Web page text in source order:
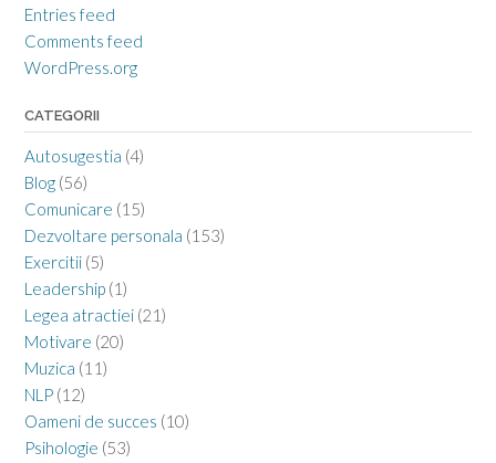
Entries feed
Comments feed
WordPress.org
CATEGORII
Autosugestia (4)
Blog (56)
Comunicare (15)
Dezvoltare personala (153)
Exercitii (5)
Leadership (1)
Legea atractiei (21)
Motivare (20)
Muzica (11)
NLP (12)
Oameni de succes (10)
Psihologie (53)